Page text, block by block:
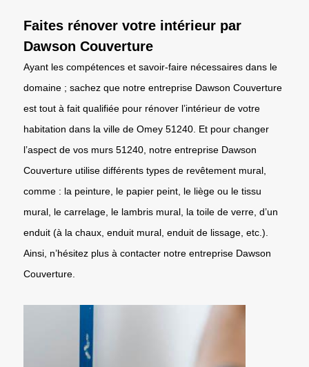
Faites rénover votre intérieur par
Dawson Couverture
Ayant les compétences et savoir-faire nécessaires dans le
domaine ; sachez que notre entreprise Dawson Couverture
est tout à fait qualifiée pour rénover l’intérieur de votre
habitation dans la ville de Omey 51240. Et pour changer
l’aspect de vos murs 51240, notre entreprise Dawson
Couverture utilise différents types de revêtement mural,
comme : la peinture, le papier peint, le liège ou le tissu
mural, le carrelage, le lambris mural, la toile de verre, d’un
enduit (à la chaux, enduit mural, enduit de lissage, etc.).
Ainsi, n’hésitez plus à contacter notre entreprise Dawson
Couverture.